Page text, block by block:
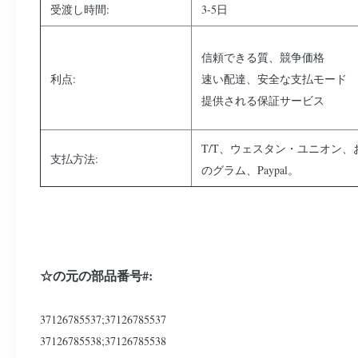
受渡し時間: 3-5日
利点:
信頼できる質、競争価格
速い配達、安全な支払モード
提供される保証サービス
支払方法:
T/T、ウェスタン・ユニオン、
のグラム、Paypal。
☆の元の部品番号#:
37126785537;37126785537
37126785538;37126785538